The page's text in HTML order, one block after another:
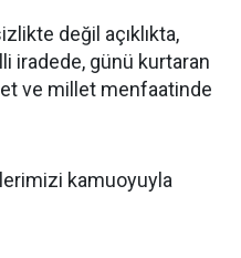
değil açıklıkta,
iradede, günü kurtaran
ve millet menfaatinde
kamuoyuyla